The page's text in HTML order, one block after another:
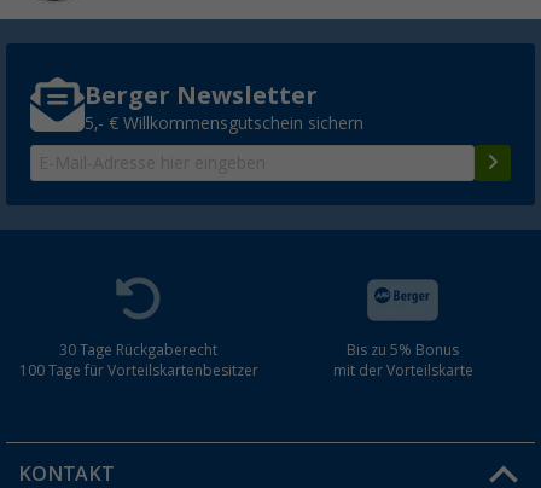
Berger Newsletter
5,- € Willkommensgutschein sichern
30 Tage Rückgaberecht
100 Tage für Vorteilskartenbesitzer
Bis zu 5% Bonus
mit der Vorteilskarte
KONTAKT